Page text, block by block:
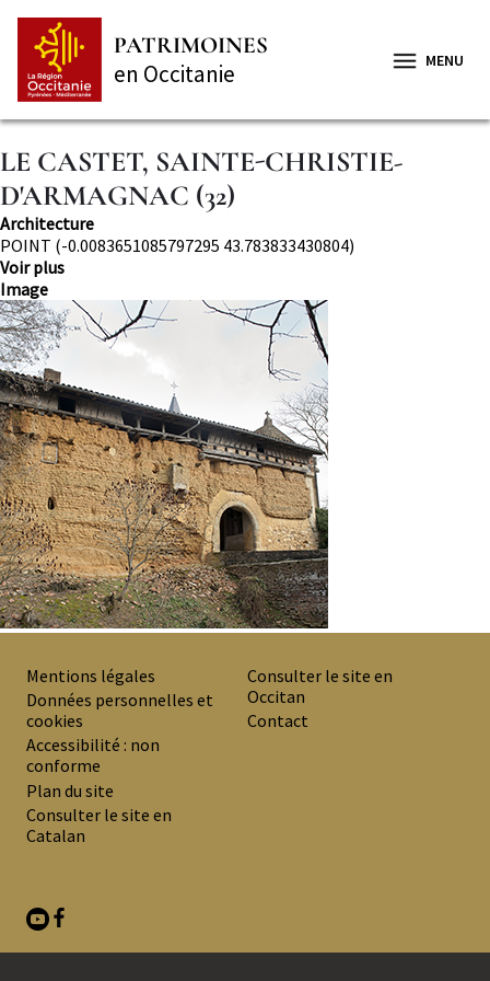
contenu
principal
PATRIMOINES
en Occitanie MENU
LE CASTET, SAINTE-CHRISTIE-
D'ARMAGNAC (32)
Thématique
Architecture
Localisation
POINT (-0.0083651085797295 43.783833430804)
Voir plus
Image
Image
PREMIER
MENU
DE
BAS
DE
Mentions légales
Données personnelles et
cookies
Accessibilité : non
conforme
Plan du site
Consulter le site en
Catalan
Consulter le site en
Occitan
Contact